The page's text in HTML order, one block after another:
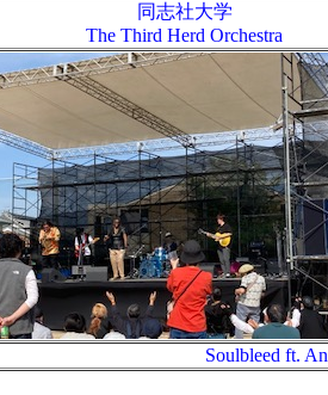
同志社大学
The Third Herd Orchestra
Soulbleed ft.